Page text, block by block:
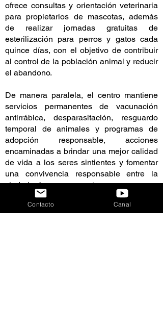
ofrece consultas y orientación veterinaria
para propietarios de mascotas, además
de realizar jornadas gratuitas de
esterilización para perros y gatos cada
quince días, con el objetivo de contribuir
al control de la población animal y reducir
el abandono.
De manera paralela, el centro mantiene
servicios permanentes de vacunación
antirrábica, desparasitación, resguardo
temporal de animales y programas de
adopción responsable, acciones
encaminadas a brindar una mejor calidad
de vida a los seres sintientes y fomentar
una convivencia responsable entre la
ciudadanía y sus mascotas.
Como resultado de estos esfuerzos, 29 de
Contacto Canal